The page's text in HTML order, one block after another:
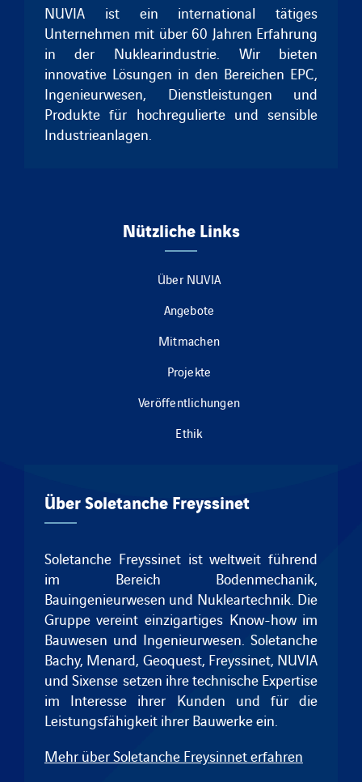
NUVIA ist ein international tätiges
Unternehmen mit über 60 Jahren Erfahrung
in der Nuklearindustrie. Wir bieten
innovative Lösungen in den Bereichen EPC,
Ingenieurwesen, Dienstleistungen und
Produkte für hochregulierte und sensible
Industrieanlagen.
Nützliche Links
Über NUVIA
Angebote
Mitmachen
Projekte
Veröffentlichungen
Ethik
Über Soletanche Freyssinet
Soletanche Freyssinet ist weltweit führend
im Bereich Bodenmechanik,
Bauingenieurwesen und Nukleartechnik. Die
Gruppe vereint einzigartiges Know-how im
Bauwesen und Ingenieurwesen. Soletanche
Bachy, Menard, Geoquest, Freyssinet, NUVIA
und Sixense setzen ihre technische Expertise
im Interesse ihrer Kunden und für die
Leistungsfähigkeit ihrer Bauwerke ein.
Mehr über Soletanche Freysinnet erfahren